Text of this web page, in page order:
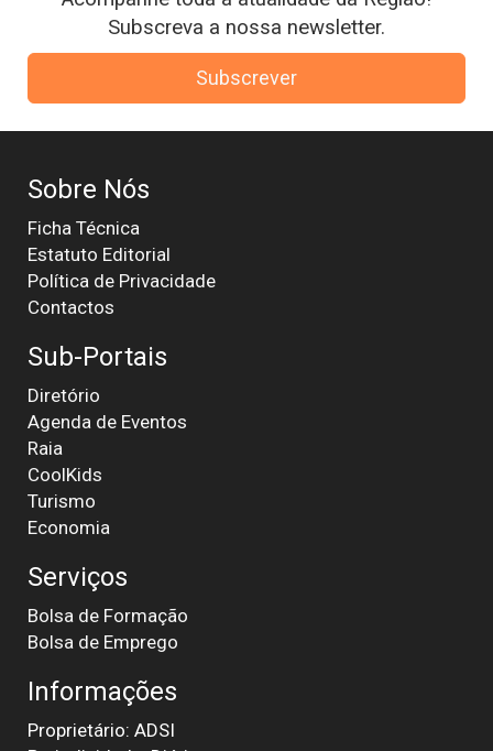
Subscreva a nossa newsletter.
Subscrever
Sobre Nós
Ficha Técnica
Estatuto Editorial
Política de Privacidade
Contactos
Sub-Portais
Diretório
Agenda de Eventos
Raia
CoolKids
Turismo
Economia
Serviços
Bolsa de Formação
Bolsa de Emprego
Informações
Proprietário: ADSI